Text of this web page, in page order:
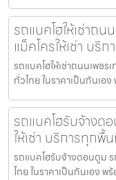
รถแบคโฮให้เช่าถ
แม็คโครให้เช่า บริ
รถแบคโฮให้เช่าถนนเพชร
ทั่วไทย ในราคาเป็นกันเ
รถแบคโฮรับจ้างด
ให้เช่า บริการทุกพื้
รถแบคโฮรับจ้างดอนตูม ร
ไทย ในราคาเป็นกันเอง